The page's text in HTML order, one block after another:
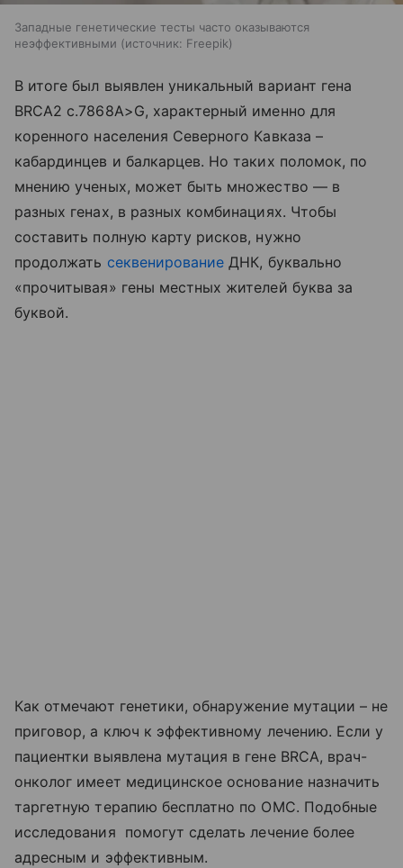
Западные генетические тесты часто оказываются
неэффективными
источник: Freepik
В итоге был выявлен уникальный вариант гена
BRCA2 c.7868A>G, характерный именно для
коренного населения Северного Кавказа –
кабардинцев и балкарцев. Но таких поломок, по
мнению ученых, может быть множество — в
разных генах, в разных комбинациях. Чтобы
составить полную карту рисков, нужно
продолжать секвенирование ДНК, буквально
«прочитывая» гены местных жителей буква за
буквой.
Как отмечают генетики, обнаружение мутации – не
приговор, а ключ к эффективному лечению. Если у
пациентки выявлена мутация в гене BRCA, врач-
онколог имеет медицинское основание назначить
таргетную терапию бесплатно по ОМС. Подобные
исследования помогут сделать лечение более
адресным и эффективным.